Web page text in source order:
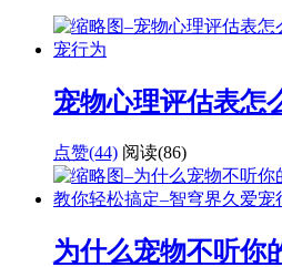
宠物心理评估表怎
点赞(44) 阅读(86)
为什么宠物不听你